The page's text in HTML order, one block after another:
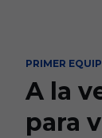
PRIMER
A la
para